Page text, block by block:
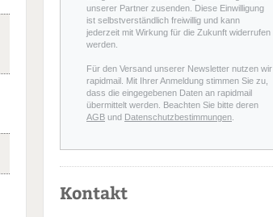
unserer Partner zusenden. Diese Einwilligung
ist selbstverständlich freiwillig und kann
jederzeit mit Wirkung für die Zukunft widerrufen
werden.
Für den Versand unserer Newsletter nutzen wir
rapidmail. Mit Ihrer Anmeldung stimmen Sie zu,
dass die eingegebenen Daten an rapidmail
übermittelt werden. Beachten Sie bitte deren
AGB und Datenschutzbestimmungen
Kontakt